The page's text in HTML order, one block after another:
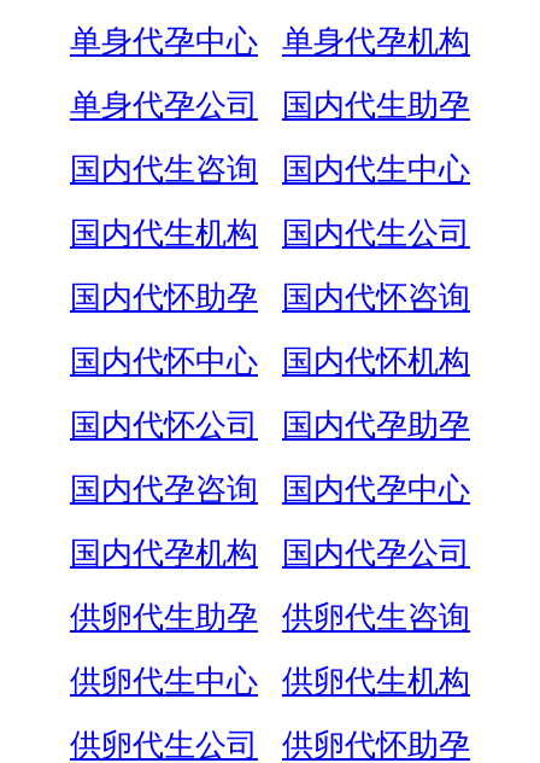
单身代孕中心
单身代孕机构
单身代孕公司
国内代生助孕
国内代生咨询
国内代生中心
国内代生机构
国内代生公司
国内代怀助孕
国内代怀咨询
国内代怀中心
国内代怀机构
国内代怀公司
国内代孕助孕
国内代孕咨询
国内代孕中心
国内代孕机构
国内代孕公司
供卵代生助孕
供卵代生咨询
供卵代生中心
供卵代生机构
供卵代生公司
供卵代怀助孕